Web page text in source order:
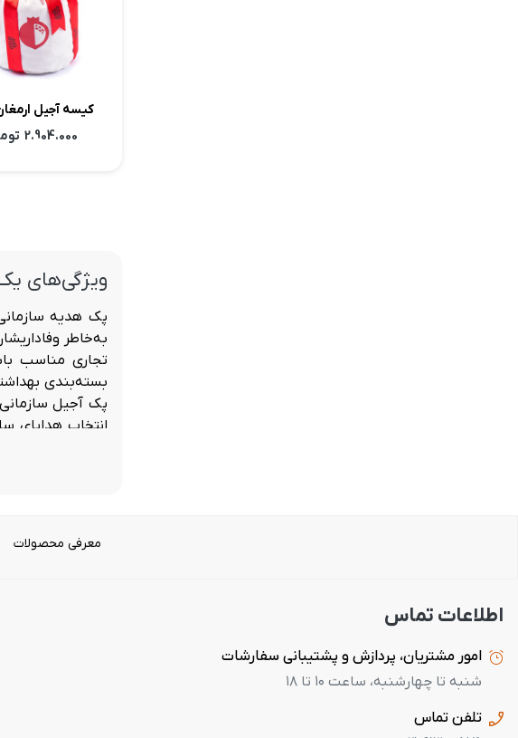
کیسه آجیل
2.904.000
ویژگی‌های
پک هدیه
به‌خاطر
تجاری مناسب
بسته‌بندی
پک آجیل سازمانی
انتخاب هدایای
متفاوت است، اما
هدایای خوش
اتفاقات
سالگردهای
معرفی محصولات
اطلاعات تماس
امور مشتریان، پردازش و پشتیبانی سفارشات
شنبه تا چهارشنبه، ساعت ۱۰ تا ۱۸
تلفن تماس